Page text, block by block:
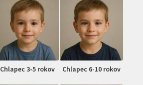
Chlapec 3-5 rokov Chlapec 6-10 rokov